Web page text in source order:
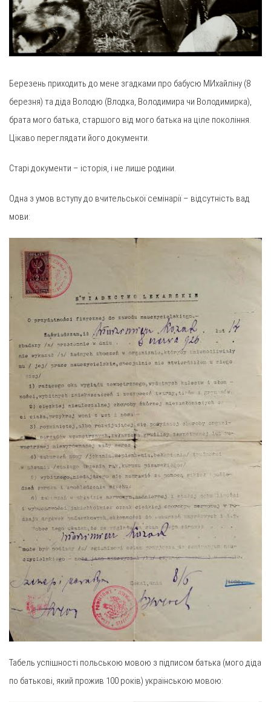
Березень приходить до мене згадками про бабусю МИхайліну (8
березня) та діда Володю (Влодка, Володимира чи Володимирка),
брата мого батька, старшого від мого батька на ціле покоління.
Цікаво переглядати його документи.
Старі документи – історія, і не лише родини.
Одна з умов вступу до вчительської семінарії – відсутність вад
мови:
Табель успішності польською мовою з підписом батька (мого діда
по батькові, який прожив 100 років) українською мовою: